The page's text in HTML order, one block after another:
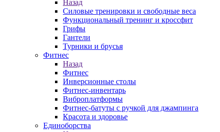
Назад
Силовые тренировки и свободные веса
Функциональный тренинг и кроссфит
Грифы
Гантели
Турники и брусья
Фитнес
Назад
Фитнес
Инверсионные столы
Фитнес-инвентарь
Виброплатформы
Фитнес-батуты с ручкой для джампинга
Красота и здоровье
Единоборства